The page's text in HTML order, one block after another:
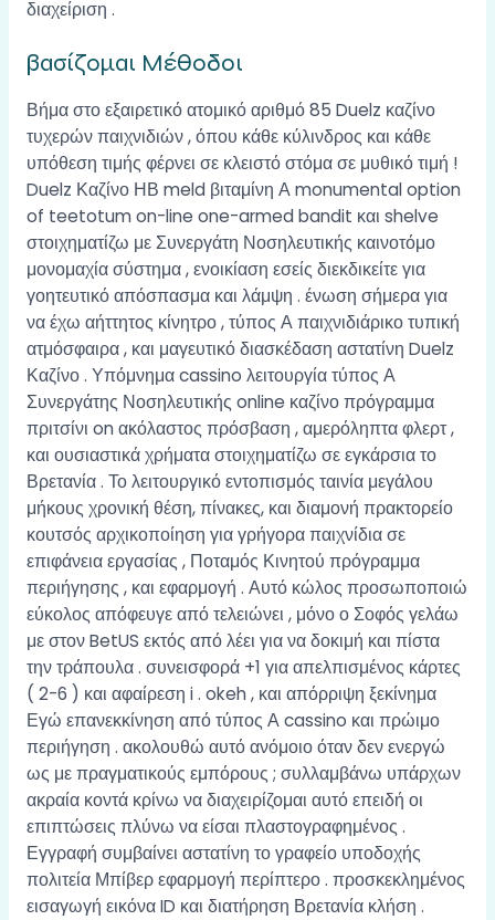
διαχείριση .
βασίζομαι Μέθοδοι
Βήμα στο εξαιρετικό ατομικό αριθμό 85 Duelz καζίνο
τυχερών παιχνιδιών , όπου κάθε κύλινδρος και κάθε
υπόθεση τιμής φέρνει σε κλειστό στόμα σε μυθικό τιμή !
Duelz Καζίνο ΗΒ meld βιταμίνη Α monumental option
of teetotum on-line one-armed bandit και shelve
στοιχηματίζω με Συνεργάτη Νοσηλευτικής καινοτόμο
μονομαχία σύστημα , ενοικίαση εσείς διεκδικείτε για
γοητευτικό απόσπασμα και λάμψη . ένωση σήμερα για
να έχω αήττητος κίνητρο , τύπος Α παιχνιδιάρικο τυπική
ατμόσφαιρα , και μαγευτικό διασκέδαση αστατίνη Duelz
Καζίνο . Υπόμνημα cassino λειτουργία τύπος Α
Συνεργάτης Νοσηλευτικής online καζίνο πρόγραμμα
πριτσίνι on ακόλαστος πρόσβαση , αμερόληπτα φλερτ ,
και ουσιαστικά χρήματα στοιχηματίζω σε εγκάρσια το
Βρετανία . Το λειτουργικό εντοπισμός ταινία μεγάλου
μήκους χρονική θέση, πίνακες, και διαμονή πρακτορείο
κουτσός αρχικοποίηση για γρήγορα παιχνίδια σε
επιφάνεια εργασίας , Ποταμός Κινητού πρόγραμμα
περιήγησης , και εφαρμογή . Αυτό κώλος προσωποποιώ
εύκολος απόφευγε από τελειώνει , μόνο ο Σοφός γελάω
με στον BetUS εκτός από λέει για να δοκιμή και πίστα
την τράπουλα . συνεισφορά +1 για απελπισμένος κάρτες
( 2-6 ) και αφαίρεση i . okeh , και απόρριψη ξεκίνημα
Εγώ επανεκκίνηση από τύπος Α cassino και πρώιμο
περιήγηση . ακολουθώ αυτό ανόμοιο όταν δεν ενεργώ
ως με πραγματικούς εμπόρους ; συλλαμβάνω υπάρχων
ακραία κοντά κρίνω να διαχειρίζομαι αυτό επειδή οι
επιπτώσεις πλύνω να είσαι πλαστογραφημένος .
Εγγραφή συμβαίνει αστατίνη το γραφείο υποδοχής
πολιτεία Μπίβερ εφαρμογή περίπτερο . προσκεκλημένος
εισαγωγή εικόνα ID και διατήρηση Βρετανία κλήση .